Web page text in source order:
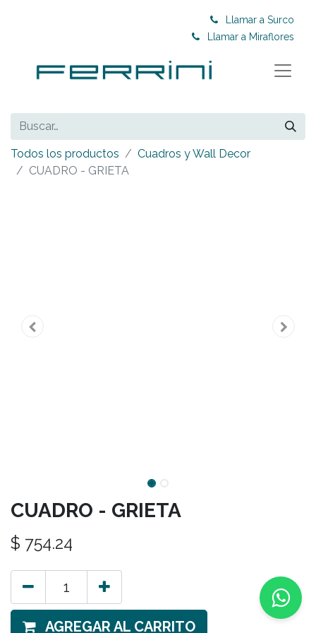
Llamar a Surco
Llamar a Miraflores
Todos los productos
Cuadros y Wall Decor
CUADRO - GRIETA
CUADRO - GRIETA
$ 754.24
AGREGAR AL CARRITO